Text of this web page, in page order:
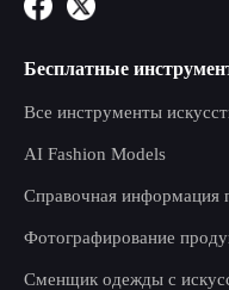
Бесплатные
Все инструменты
AI Fashion Models
Справочная
Фотографирование
Сменщик одежды с